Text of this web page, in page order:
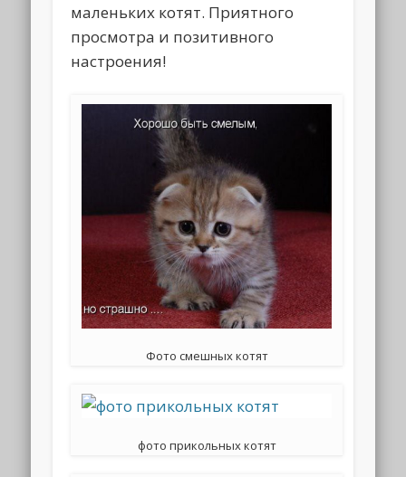
маленьких котят. Приятного
просмотра и позитивного
настроения!
Фото смешных котят
фото прикольных котят